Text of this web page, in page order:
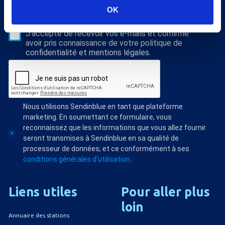
OK
Veuillez renseigner votre adresse email pour vous inscrire. Ex. :
abc@xyz.com
J'accepte de recevoir vos e-mails et confirme
avoir pris connaissance de votre politique de
confidentialité et mentions légales.
Nous utilisons Sendinblue en tant que plateforme
marketing. En soumettant ce formulaire, vous
reconnaissez que les informations que vous allez fournir
seront transmises à Sendinblue en sa qualité de
processeur de données; et ce conformément à ses
conditions générales d'utilisation.
Liens utiles
Annuaire des stations
Pour aller plus
loin